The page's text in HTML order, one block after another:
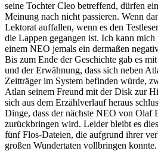
seine Tochter Cleo betreffend, dürfen
Meinung nach nicht passieren. Wenn
Lektorat auffallen, wenn es den
die Lappen gegangen ist. Ich kann mich
einem NEO jemals ein dermaßen
Bis zum Ende der Geschichte gab es
und der Erwähnung, dass sich neben
Zeitträger im System befinden würde,
Atlan seinem Freund mit der Disk zur
sich aus dem Erzählverlauf heraus
Dinge, dass der nächste NEO von Olaf
zurückbringen wird. Leider bleibt es
fünf Flos-Dateien, die aufgrund ihrer
großen Wundertaten vollbringen konnte.